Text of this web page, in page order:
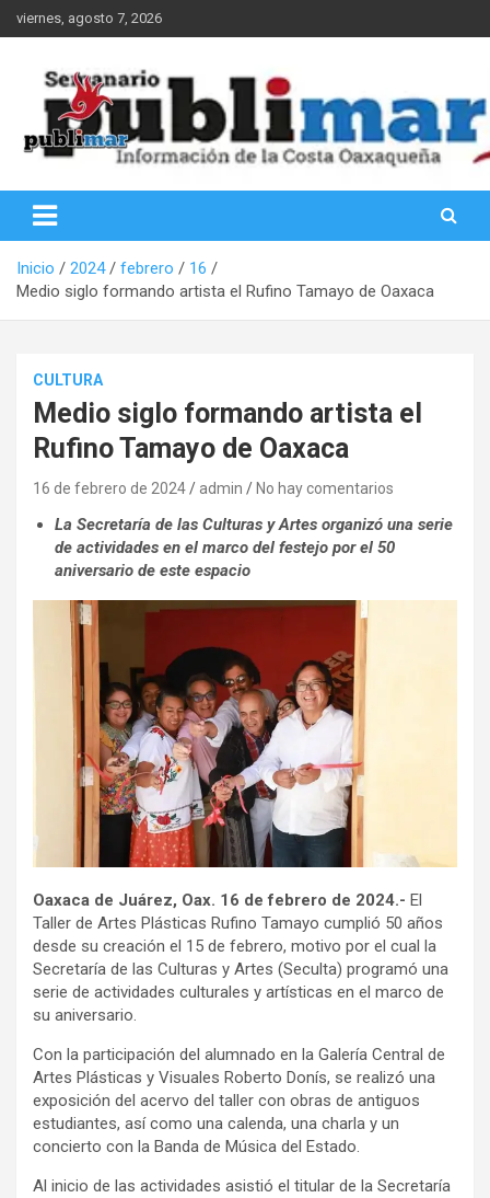
Saltar
al
viernes, agosto 7, 2026
PubliMar
Inicio 2024 febrero
16
Medio siglo formando artista el Rufino Tamayo de Oaxaca
CULTURA
Medio siglo formando artista el
Rufino Tamayo de Oaxaca
16 de febrero de 2024 admin No hay comentarios
La Secretaría de las Culturas y Artes organizó una serie
de actividades en el marco del festejo por el 50
aniversario de este espacio
Oaxaca de Juárez, Oax. 16 de febrero de 2024.- El
Taller de Artes Plásticas Rufino Tamayo cumplió 50 años
desde su creación el 15 de febrero, motivo por el cual la
Secretaría de las Culturas y Artes (Seculta) programó una
serie de actividades culturales y artísticas en el marco de
su aniversario.
Con la participación del alumnado en la Galería Central de
Artes Plásticas y Visuales Roberto Donís, se realizó una
exposición del acervo del taller con obras de antiguos
estudiantes, así como una calenda, una charla y un
concierto con la Banda de Música del Estado.
Al inicio de las actividades asistió el titular de la Secretaría